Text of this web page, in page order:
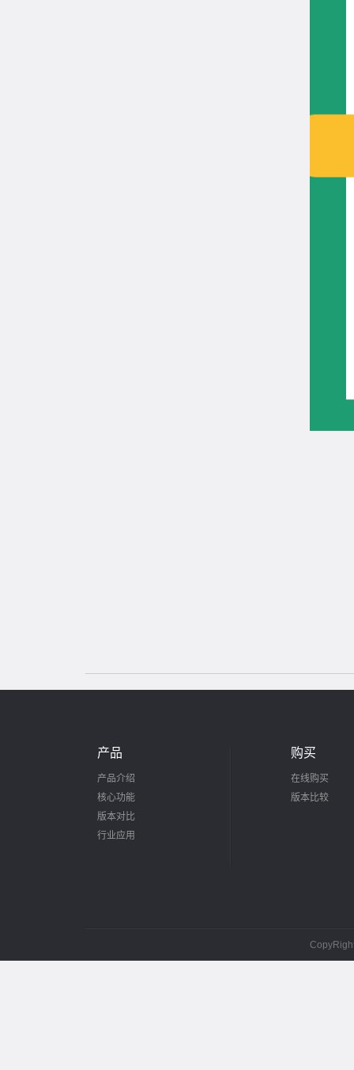
产品
产品介绍
核心功能
版本对比
行业应用
购买
在线购买
版本比较